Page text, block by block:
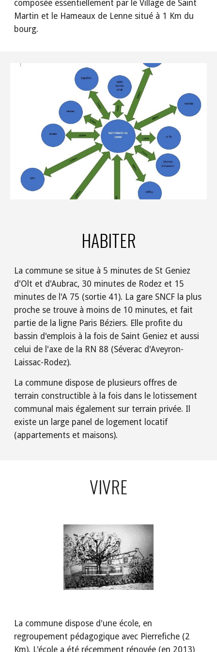
composée essentiellement par le Village de Saint
Martin et le Hameaux de Lenne situé à 1 Km du
bourg.
HABITER
La commune se situe à 5 minutes de St Geniez
d'Olt et d'Aubrac, 30 minutes de Rodez et 15
minutes de l'A 75 (sortie 41). La gare SNCF la plus
proche se trouve à moins de 10 minutes, et fait
partie de la ligne Paris Béziers. Elle profite du
bassin d'emplois à la fois de Saint Geniez et aussi
celui de l'axe de la RN 88 (Séverac d'Aveyron-
Laissac-Rodez).
La commune dispose de plusieurs offres de
terrain constructible à la fois dans le lotissement
communal mais également sur terrain privée. Il
existe un large panel de logement locatif
(appartements et maisons).
VIVRE
La commune dispose d'une école, en
regroupement pédagogique avec Pierrefiche (2
Km). L'école a été récemment rénovée (en 2013)